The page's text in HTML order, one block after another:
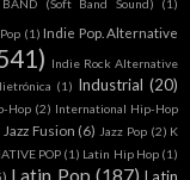
Jazz Fusion (6) Jazz Pop (2) K
POP (1)Latin Hip Hop (1)
Latin Pop
Leftfield (2) Leftfield Bass (2)
Lofi (5) LOFI (Guitar Music)
(3) LT ROCK POP
Mainline
(21) Melodic Hardcore (7)
(3) Metal alternativo (2) Metal